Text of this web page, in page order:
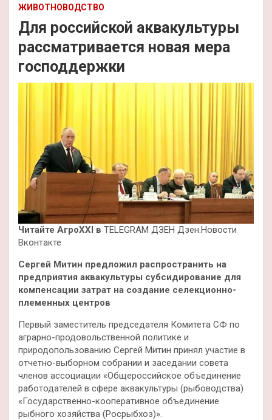
ЖИВОТНОВОДСТВО
Для российской аквакультуры
рассматривается новая мера
господдержки
Читайте АгроXXI в TELEGRAM ДЗЕН Дзен.Новости
Вконтакте
Сергей Митин предложил распространить на
предприятия аквакультуры субсидирование для
компенсации затрат на создание селекционно-
племенных центров
Первый заместитель председателя Комитета СФ по
аграрно-продовольственной политике и
природопользованию Сергей Митин принял участие в
отчетно-выборном собрании и заседании совета
членов ассоциации «Общероссийское объединение
работодателей в сфере аквакультуры (рыбоводства)
«Государственно-кооперативное объединение
рыбного хозяйства (Росрыбхоз)».